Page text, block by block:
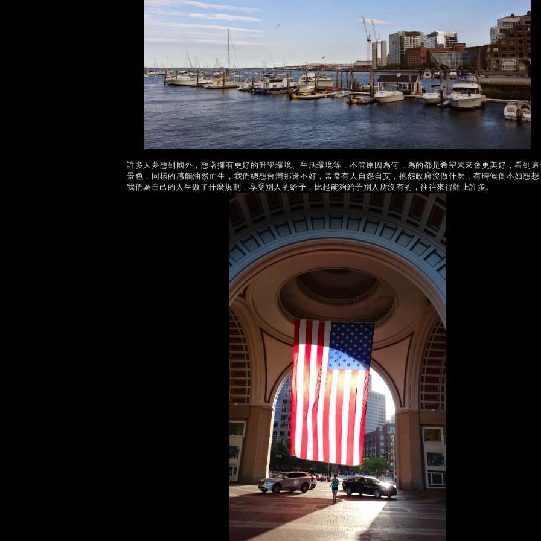
許多人夢想到國外，想著擁有更好的升學環境、生活環境等，不管原因為何，為的都是希望未來會更美好，看到這
景色，同樣的感觸油然而生，我們總想台灣那邊不好，常常有人自怨自艾，抱怨政府沒做什麼，有時候倒不如想想
我們為自己的人生做了什麼規劃，享受別人的給予，比起能夠給予別人所沒有的，往往來得難上許多。